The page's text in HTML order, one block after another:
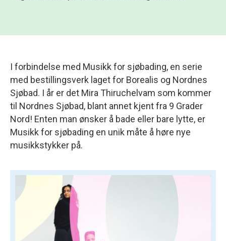
I forbindelse med Musikk for sjøbading, en serie
med bestillingsverk laget for Borealis og Nordnes
Sjøbad. I år er det Mira Thiruchelvam som kommer
til Nordnes Sjøbad, blant annet kjent fra 9 Grader
Nord! Enten man ønsker å bade eller bare lytte, er
Musikk for sjøbading en unik måte å høre nye
musikkstykker på.